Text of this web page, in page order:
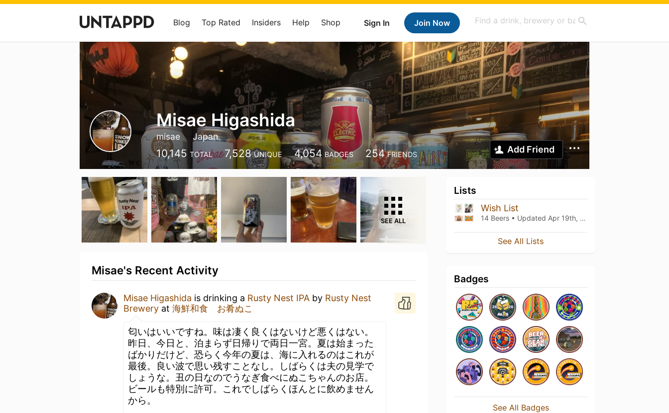
Sign In Join Now
Blog Top Rated Insiders Help Shop
Misae Higashida
misae Japan
10,145 TOTAL 7,528 UNIQUE 4,054 BADGES 254 FRIENDS Add Friend
SEE ALL
Misae's Recent Activity
Misae Higashida is drinking a Rusty Nest IPA by Rusty Nest
Brewery at 海鮮和食 お肴ぬこ
匂いはいいですね。味は凄く良くはないけど悪くはない。
昨日、今日と、泊まらず日帰りで両日一宮。夏は始まった
ばかりだけど、恐らく今年の夏は、海に入れるのはこれが
最後。良い波で思い残すことなし。しばらくは夫の見学で
しょうな。丑の日なのでうなぎ食べにぬこちゃんのお店。
ビールも特別に許可。これでしばらくほんとに飲めません
から。
Lists
Wish List
14 Beers • Updated Apr 19th, 2025
See All Lists
Badges
See All Badges